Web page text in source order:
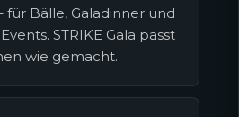
für Bälle, Galadinner und
STRIKE Gala passt
wie gemacht.